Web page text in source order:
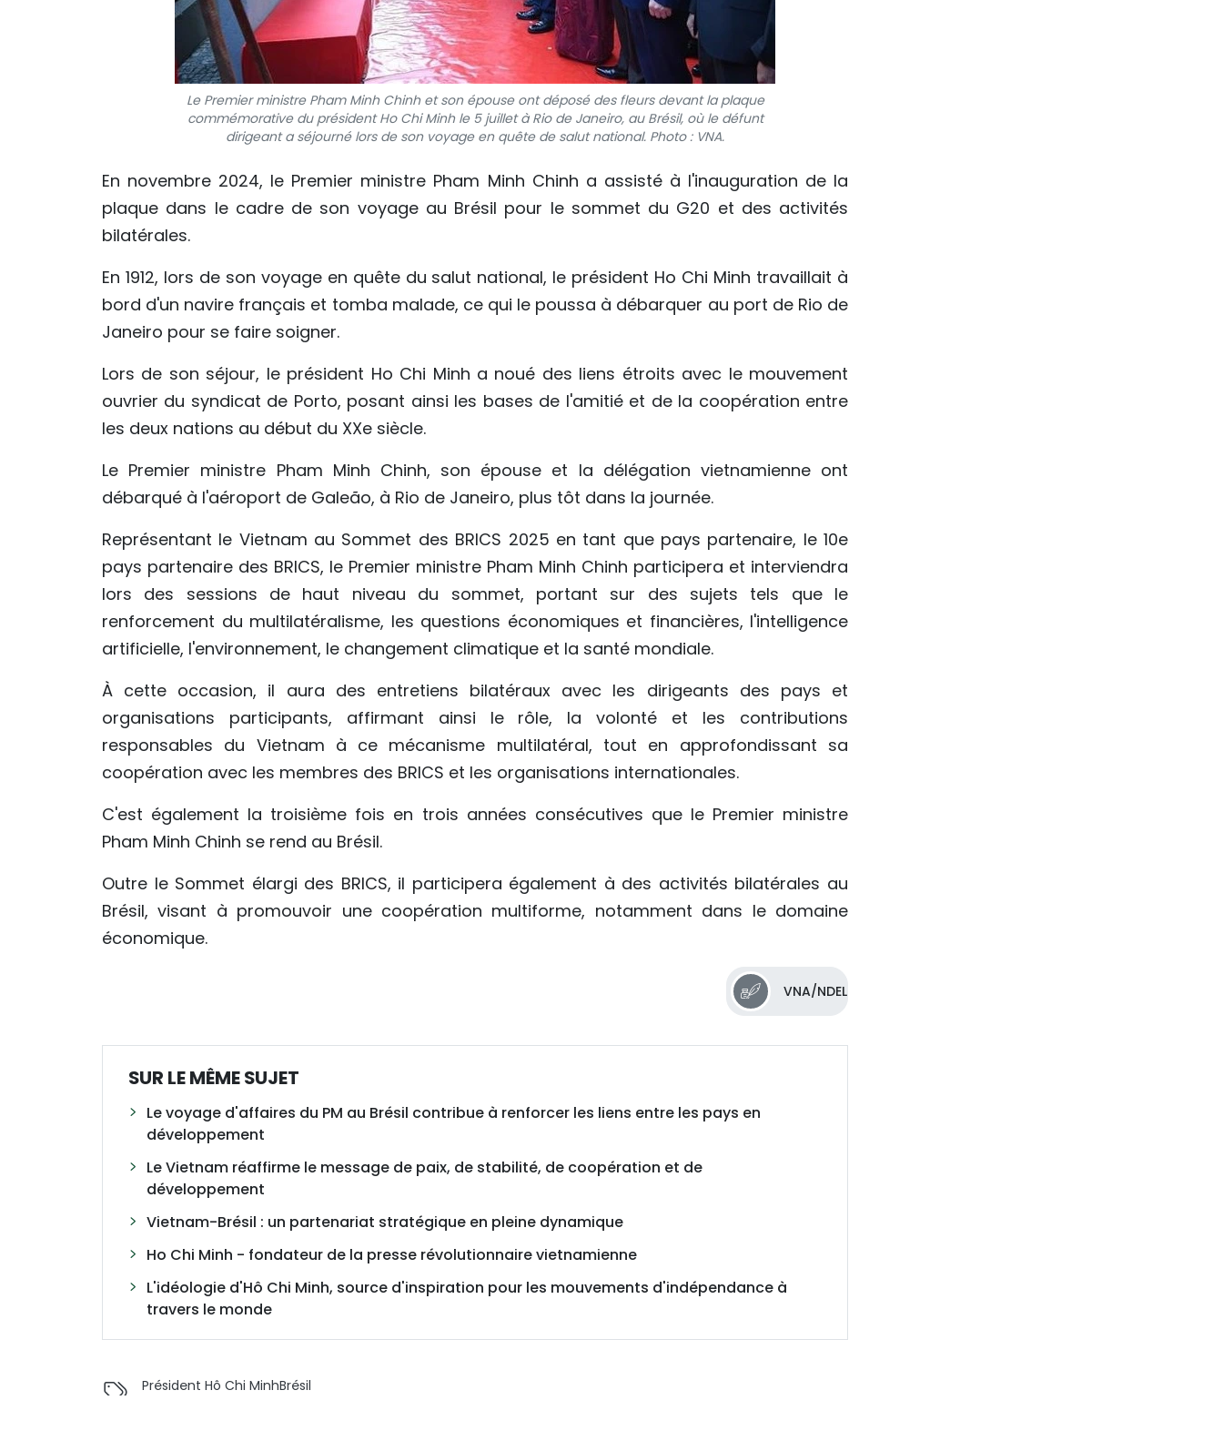
Le Premier ministre Pham Minh Chinh et son épouse ont déposé des fleurs devant la plaque
commémorative du président Ho Chi Minh le 5 juillet à Rio de Janeiro, au Brésil, où le défunt
dirigeant a séjourné lors de son voyage en quête de salut national. Photo : VNA.
En novembre 2024, le Premier ministre Pham Minh Chinh a assisté à l'inauguration de la
plaque dans le cadre de son voyage au Brésil pour le sommet du G20 et des activités
bilatérales.
En 1912, lors de son voyage en quête du salut national, le président Ho Chi Minh travaillait à
bord d'un navire français et tomba malade, ce qui le poussa à débarquer au port de Rio de
Janeiro pour se faire soigner.
Lors de son séjour, le président Ho Chi Minh a noué des liens étroits avec le mouvement
ouvrier du syndicat de Porto, posant ainsi les bases de l'amitié et de la coopération entre
les deux nations au début du XXe siècle.
Le Premier ministre Pham Minh Chinh, son épouse et la délégation vietnamienne ont
débarqué à l'aéroport de Galeão, à Rio de Janeiro, plus tôt dans la journée.
Représentant le Vietnam au Sommet des BRICS 2025 en tant que pays partenaire, le 10e
pays partenaire des BRICS, le Premier ministre Pham Minh Chinh participera et interviendra
lors des sessions de haut niveau du sommet, portant sur des sujets tels que le
renforcement du multilatéralisme, les questions économiques et financières, l'intelligence
artificielle, l'environnement, le changement climatique et la santé mondiale.
À cette occasion, il aura des entretiens bilatéraux avec les dirigeants des pays et
organisations participants, affirmant ainsi le rôle, la volonté et les contributions
responsables du Vietnam à ce mécanisme multilatéral, tout en approfondissant sa
coopération avec les membres des BRICS et les organisations internationales.
C'est également la troisième fois en trois années consécutives que le Premier ministre
Pham Minh Chinh se rend au Brésil.
Outre le Sommet élargi des BRICS, il participera également à des activités bilatérales au
Brésil, visant à promouvoir une coopération multiforme, notamment dans le domaine
économique.
VNA/NDEL
SUR LE MÊME SUJET
Le voyage d'affaires du PM au Brésil contribue à renforcer les liens entre les pays en
développement
Le Vietnam réaffirme le message de paix, de stabilité, de coopération et de
développement
Vietnam-Brésil : un partenariat stratégique en pleine dynamique
Ho Chi Minh - fondateur de la presse révolutionnaire vietnamienne
L'idéologie d'Hô Chi Minh, source d'inspiration pour les mouvements d'indépendance à
travers le monde
Président Hô Chi MinhBrésil